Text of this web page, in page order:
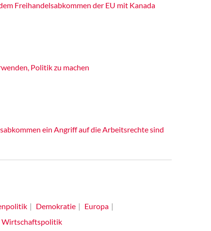
Freihandelsabkommen der EU mit Kanada
Politik zu machen
ein Angriff auf die Arbeitsrechte sind
Demokratie
Europa
Wirtschaftspolitik